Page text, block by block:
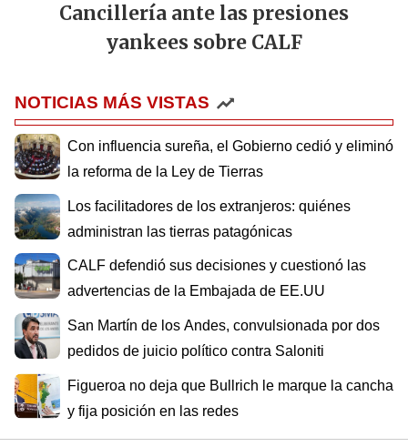
Cancillería ante las presiones
yankees sobre CALF
NOTICIAS MÁS VISTAS
Con influencia sureña, el Gobierno cedió y eliminó
la reforma de la Ley de Tierras
Los facilitadores de los extranjeros: quiénes
administran las tierras patagónicas
CALF defendió sus decisiones y cuestionó las
advertencias de la Embajada de EE.UU
San Martín de los Andes, convulsionada por dos
pedidos de juicio político contra Saloniti
Figueroa no deja que Bullrich le marque la cancha
y fija posición en las redes